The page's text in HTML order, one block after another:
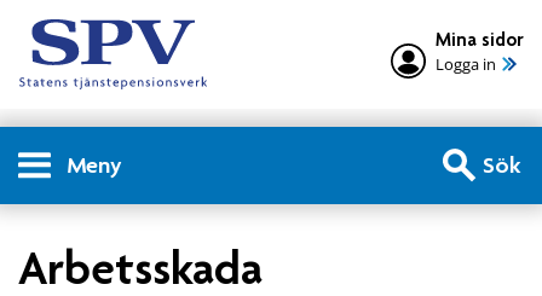
Mina sidor
Logga in
Meny Sök
Arbetsskada